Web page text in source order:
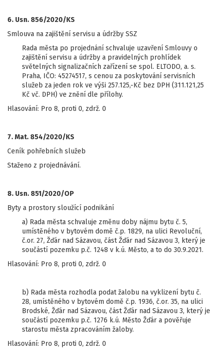
6. Usn. 856/2020/KS
Smlouva na zajištění servisu a údržby SSZ
Rada města po projednání schvaluje uzavření Smlouvy o
zajištění servisu a údržby a pravidelných prohlídek
světelných signalizačních zařízení se spol. ELTODO, a. s.
Praha, IČO: 45274517, s cenou za poskytování servisních
služeb za jeden rok ve výši 257.125,-Kč bez DPH (311.121,25
Kč vč. DPH) ve znění dle přílohy.
Hlasování: Pro 8, proti 0, zdrž. 0
7. Mat. 854/2020/KS
Ceník pohřebních služeb
Staženo z projednávání.
8. Usn. 851/2020/OP
Byty a prostory sloužící podnikání
a) Rada města schvaluje změnu doby nájmu bytu č. 5,
umístěného v bytovém domě č.p. 1829, na ulici Revoluční,
č.or. 27, Žďár nad Sázavou, část Žďár nad Sázavou 3, který je
součástí pozemku p.č. 1248 v k.ú. Město, a to do 30.9.2021.
Hlasování: Pro 8, proti 0, zdrž. 0
b) Rada města rozhodla podat žalobu na vyklizení bytu č.
28, umístěného v bytovém domě č.p. 1936, č.or. 35, na ulici
Brodské, Žďár nad Sázavou, část Žďár nad Sázavou 3, který je
součástí pozemku p.č. 1276 k.ú. Město Žďár a pověřuje
starostu města zpracováním žaloby.
Hlasování: Pro 8, proti 0, zdrž. 0